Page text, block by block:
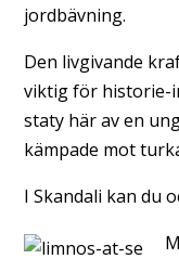
jordbävning.
Den livgivande
viktig för historie-
staty här av en
kämpade mot
I Skandali kan du